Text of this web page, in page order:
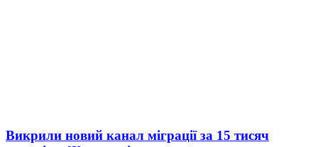
Викрили новий канал міграції за 15 тисяч